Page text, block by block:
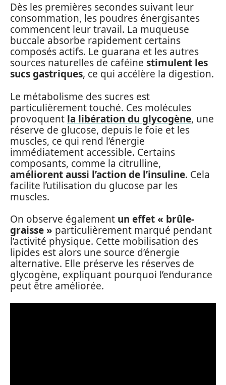
Dès les premières secondes suivant leur
consommation, les poudres énergisantes
commencent leur travail. La muqueuse
buccale absorbe rapidement certains
composés actifs. Le guarana et les autres
sources naturelles de caféine stimulent les
sucs gastriques, ce qui accélère la digestion.
Le métabolisme des sucres est
particulièrement touché. Ces molécules
provoquent la libération du glycogène, une
réserve de glucose, depuis le foie et les
muscles, ce qui rend l’énergie
immédiatement accessible. Certains
composants, comme la citrulline,
améliorent aussi l’action de l’insuline. Cela
facilite l’utilisation du glucose par les
muscles.
On observe également un effet « brûle-
graisse » particulièrement marqué pendant
l’activité physique. Cette mobilisation des
lipides est alors une source d’énergie
alternative. Elle préserve les réserves de
glycogène, expliquant pourquoi l’endurance
peut être améliorée.